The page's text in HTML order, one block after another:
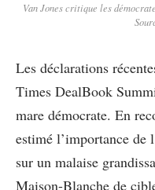
Van Jones critique les
Les déclarations
Times DealBook
mare démocrate. En
estimé l’importance
sur un malaise
Maison-Blanche de